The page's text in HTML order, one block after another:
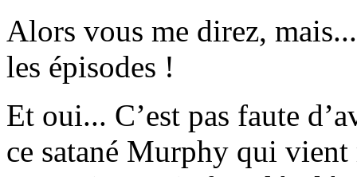
Alors vous me direz,
les épisodes !
Et oui... C’est pas faute
ce satané Murphy qui vient